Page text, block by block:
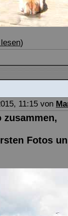
)
11:15 von
zusammen,
Fotos